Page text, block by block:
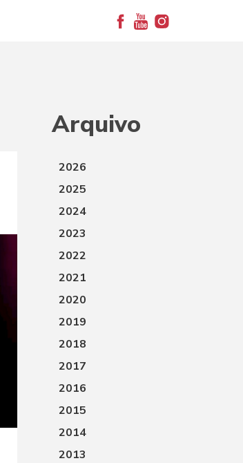
Arquivo
2026
2025
2024
2023
2022
2021
2020
2019
2018
2017
2016
2015
2014
2013